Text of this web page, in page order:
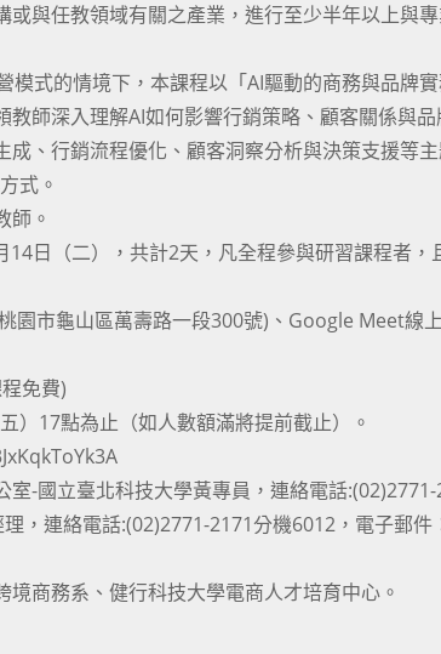
與任教領域有關之產業，進行至少半年以上與
模式的情境下，本課程以「AI驅動的商務與品牌
教師深入理解AI如何影響行銷策略、顧客關係與
、行銷流程優化、顧客洞察分析與決策支援等
式。
師。
日（二），共計2天，凡全程參與研習課程者
園市龜山區萬壽路一段300號)、Google Meet線
免費)
）17點為止（如人數額滿將提前截止）。
-國立臺北科技大學黃專員，連絡電話
連絡電話:(02)2771-2171分機6012，電子郵件
商務系、健行科技大學電商人才培育中心。